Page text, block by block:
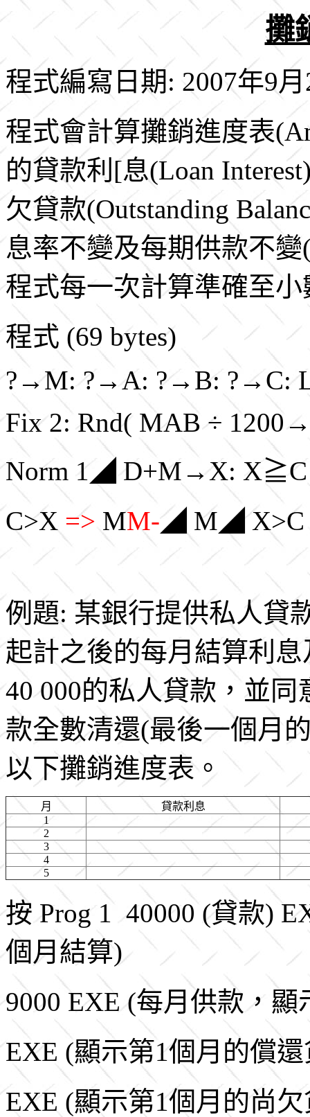
攤
程式編寫日期: 2007年9
程式會計算攤銷進度表
的貸款利[息(Loan
欠貸款(Outstanding
息率不變及每期供款不
程式每一次計算準確至
程式 (69 bytes)
?→M: ?→A: ?→B: ?→C:
Fix 2: Rnd( MAB ÷
Norm 1◢ D+M→X:
C>X => MM-◢ M◢
例題: 某銀行提供私人貸
起計之後的每月結算利
40 000的私人貸款，並
款全數清還(最後一個月
以下攤銷進度表。
月
貸款利息
1
2
3
4
5
按 Prog 1 40000 (貸款)
個月結算)
9000 EXE (每月供款，
EXE (顯示第1個月的償
EXE (顯示第1個月的尚